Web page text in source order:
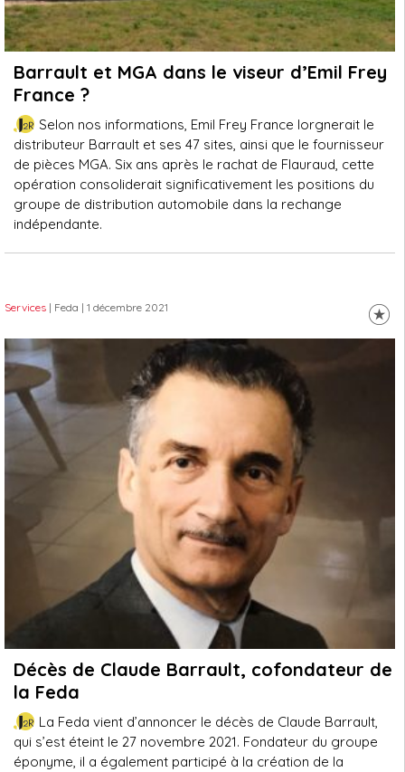
Barrault et MGA dans le viseur d’Emil Frey
France ?
Selon nos informations, Emil Frey France lorgnerait le
distributeur Barrault et ses 47 sites, ainsi que le fournisseur
de pièces MGA. Six ans après le rachat de Flauraud, cette
opération consoliderait significativement les positions du
groupe de distribution automobile dans la rechange
indépendante.
Services | Feda | 1 décembre 2021
Décès de Claude Barrault, cofondateur de
la Feda
La Feda vient d’annoncer le décès de Claude Barrault,
qui s’est éteint le 27 novembre 2021. Fondateur du groupe
éponyme, il a également participé à la création de la